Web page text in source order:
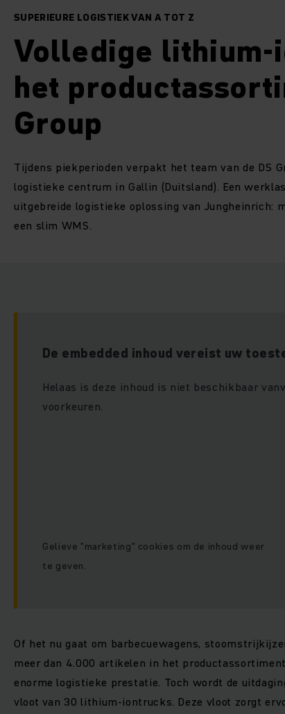
SUPERIEURE LOGISTIEK VAN A TOT Z
Volledige lithium-
het
Group
Tijdens piekperioden verpakt het team van de DS
logistieke centrum in Gallin (Duitsland). Een
uitgebreide logistieke oplossing van
een slim WMS.
De embedded inhoud vereist uw
Helaas is deze inhoud is niet beschikbaar
voorkeuren.
Gelieve "marketing" cookies om de inhoud weer
te geven.
Of het nu gaat om barbecuewagens,
meer dan 4.000 artikelen in het
enorme logistieke prestatie. Toch wordt de
vloot van 30 lithium-iontrucks. Deze vloot zorgt